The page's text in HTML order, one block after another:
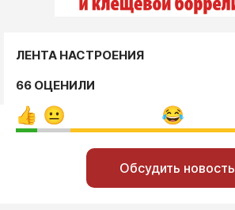
ЛЕНТА НАСТРОЕНИЯ
66 ОЦЕНИЛИ
Обсудить новость